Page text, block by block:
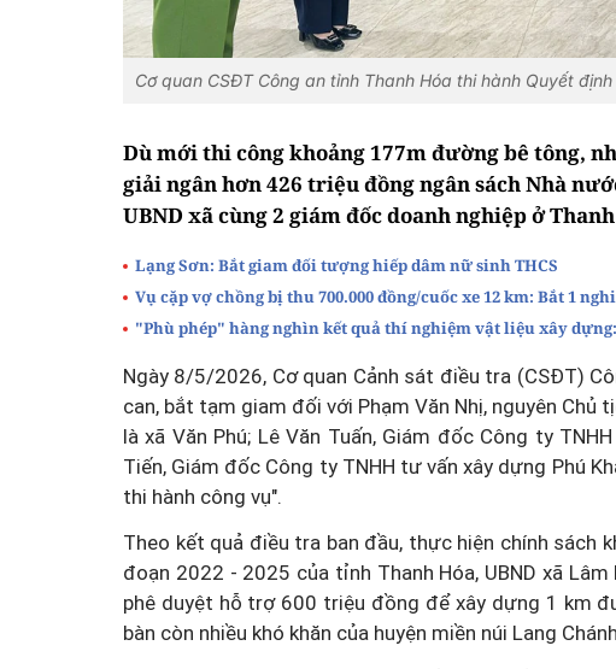
Cơ quan CSĐT Công an tỉnh Thanh Hóa thi hành Quyết
Dù mới thi công khoảng 177m đường bê tông,
giải ngân hơn 426 triệu đồng ngân sách Nhà
UBND xã cùng 2 giám đốc doanh nghiệp ở
Lạng Sơn: Bắt giam đối tượng hiếp dâm nữ sinh THCS
Vụ cặp vợ chồng bị thu 700.000 đồng/cuốc xe 12 km: Bắt 1
"Phù phép" hàng nghìn kết quả thí nghiệm vật liệu xây
Ngày 8/5/2026, Cơ quan Cảnh sát điều tra (CSĐT)
can, bắt tạm giam đối với Phạm Văn Nhị, nguyên Chủ
là xã Văn Phú; Lê Văn Tuấn, Giám đốc Công ty
Tiến, Giám đốc Công ty TNHH tư vấn xây dựng Phú
thi hành công vụ".
Theo kết quả điều tra ban đầu, thực hiện chính sách
đoạn 2022 - 2025 của tỉnh Thanh Hóa, UBND xã
phê duyệt hỗ trợ 600 triệu đồng để xây dựng 1 km
bàn còn nhiều khó khăn của huyện miền núi Lang